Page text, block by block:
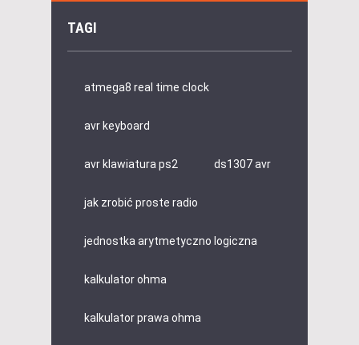
TAGI
atmega8 real time clock
avr keyboard
avr klawiatura ps2 ds1307 avr
jak zrobić proste radio
jednostka arytmetyczno logiczna
kalkulator ohma
kalkulator prawa ohma